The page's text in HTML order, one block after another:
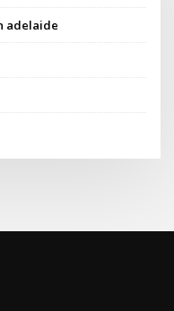
adelaide